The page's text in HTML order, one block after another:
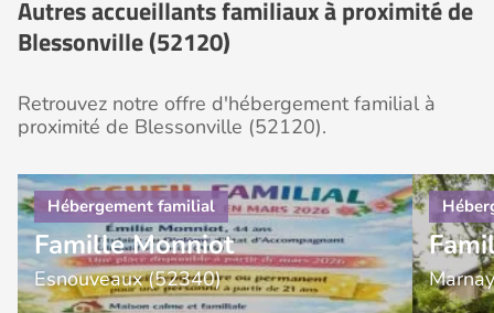
Autres accueillants familiaux à proximité de
Blessonville (52120)
Retrouvez notre offre d'hébergement familial à
proximité de Blessonville (52120).
Famille Monniot
Esnouveaux (52340)